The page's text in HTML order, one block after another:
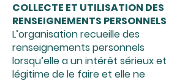
COLLECTE ET UTILISATION DES
RENSEIGNEMENTS PERSONNELS
L’organisation recueille des
renseignements personnels
lorsqu’elle a un intérêt sérieux et
légitime de le faire et elle ne